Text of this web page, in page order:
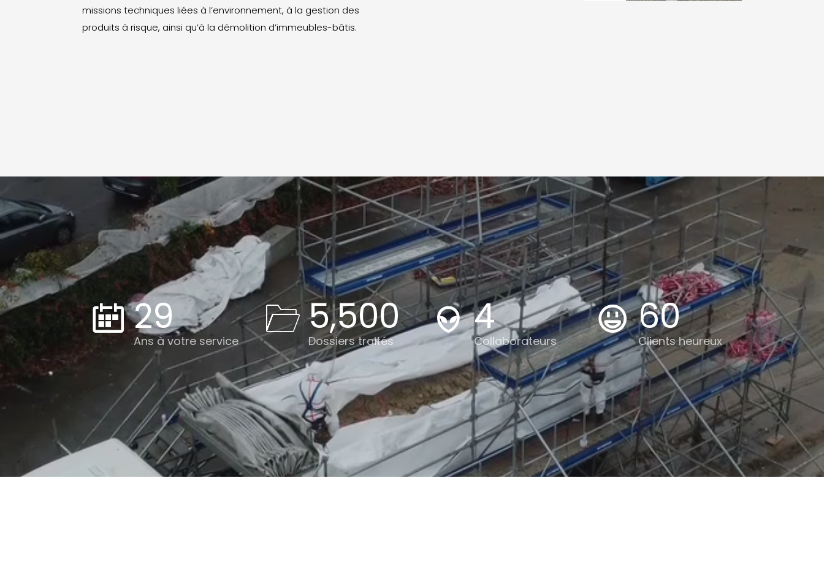
missions techniques liées à l’environnement, à la gestion des
produits à risque, ainsi qu’à la démolition d’immeubles-bâtis.
29
Ans à votre service
5,500
Dossiers traités
4
Collaborateurs
60
Clients heureux